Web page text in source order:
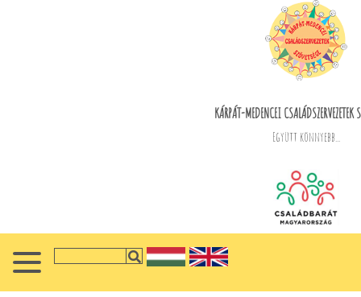
KÁRPÁT-MEDENCEI CSALÁDSZERVEZETEK
Együtt könnyebb...